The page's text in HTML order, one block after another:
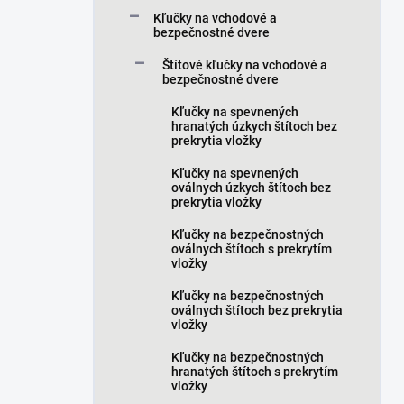
Kľučky na vchodové a
bezpečnostné dvere
Štítové kľučky na vchodové a
bezpečnostné dvere
Kľučky na spevnených
hranatých úzkych štítoch bez
prekrytia vložky
Kľučky na spevnených
oválnych úzkych štítoch bez
prekrytia vložky
Kľučky na bezpečnostných
oválnych štítoch s prekrytím
vložky
Kľučky na bezpečnostných
oválnych štítoch bez prekrytia
vložky
Kľučky na bezpečnostných
hranatých štítoch s prekrytím
vložky